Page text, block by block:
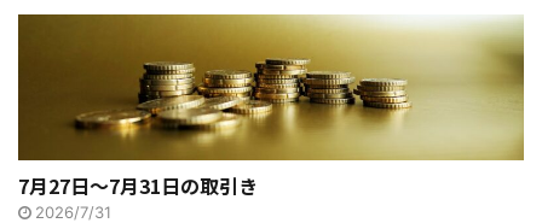
7月27日～7月31日の取引き
2026/7/31